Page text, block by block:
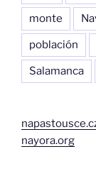
monte
población
Salamanca
nayora.org